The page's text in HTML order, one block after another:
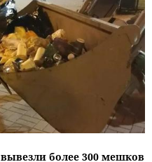
более 300 мешков